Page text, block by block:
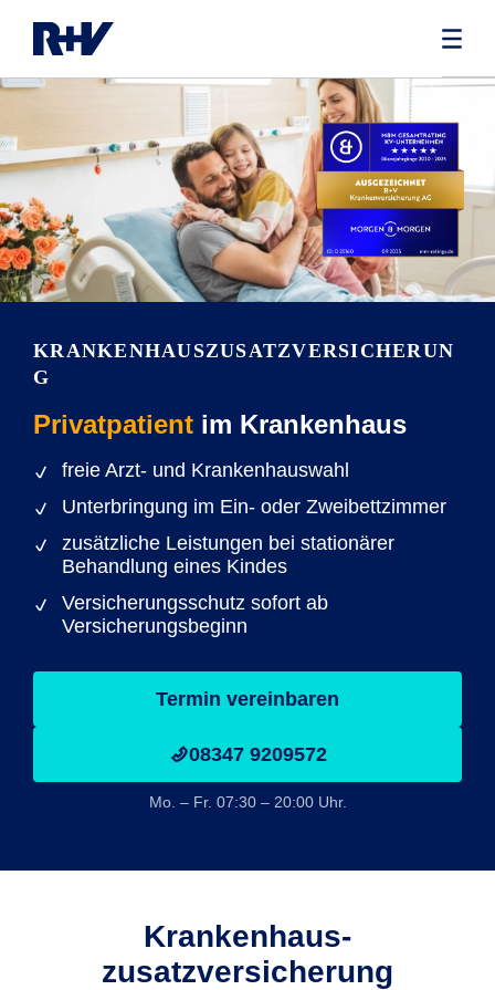
KRANKENHAUSZUSATZVERSICHERUN
G
Privatpatient im Krankenhaus
freie Arzt- und Krankenhauswahl
Unterbringung im Ein- oder Zweibettzimmer
zusätzliche Leistungen bei stationärer
Behandlung eines Kindes
Versicherungsschutz sofort ab
Versicherungsbeginn
Termin vereinbaren
08347 9209572
Mo. – Fr. 07:30 – 20:00 Uhr.
Krankenhaus­
zusatzversicherung